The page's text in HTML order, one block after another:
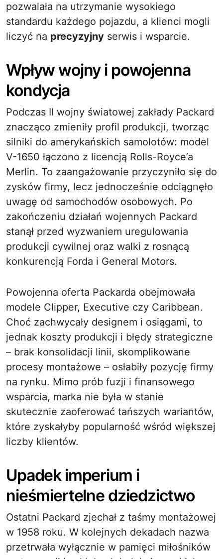
pozwalała na utrzymanie wysokiego
standardu każdego pojazdu, a klienci mogli
liczyć na precyzyjny serwis i wsparcie.
Wpływ wojny i powojenna
kondycja
Podczas II wojny światowej zakłady Packard
znacząco zmieniły profil produkcji, tworząc
silniki do amerykańskich samolotów: model
V-1650 łączono z licencją Rolls-Royce’a
Merlin. To zaangażowanie przyczyniło się do
zysków firmy, lecz jednocześnie odciągnęło
uwagę od samochodów osobowych. Po
zakończeniu działań wojennych Packard
stanął przed wyzwaniem uregulowania
produkcji cywilnej oraz walki z rosnącą
konkurencją Forda i General Motors.
Powojenna oferta Packarda obejmowała
modele Clipper, Executive czy Caribbean.
Choć zachwycały designem i osiągami, to
jednak koszty produkcji i błędy strategiczne
– brak konsolidacji linii, skomplikowane
procesy montażowe – osłabiły pozycję firmy
na rynku. Mimo prób fuzji i finansowego
wsparcia, marka nie była w stanie
skutecznie zaoferować tańszych wariantów,
które zyskałyby popularność wśród większej
liczby klientów.
Upadek imperium i
nieśmiertelne dziedzictwo
Ostatni Packard zjechał z taśmy montażowej
w 1958 roku. W kolejnych dekadach nazwa
przetrwała wyłącznie w pamięci miłośników